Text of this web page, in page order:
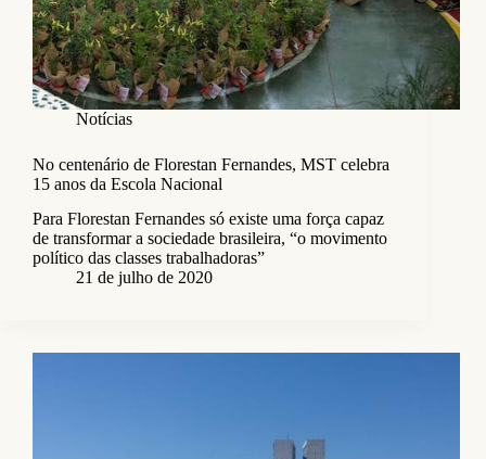
Notícias
No centenário de Florestan Fernandes, MST celebra
15 anos da Escola Nacional
Para Florestan Fernandes só existe uma força capaz
de transformar a sociedade brasileira, “o movimento
político das classes trabalhadoras”
21 de julho de 2020